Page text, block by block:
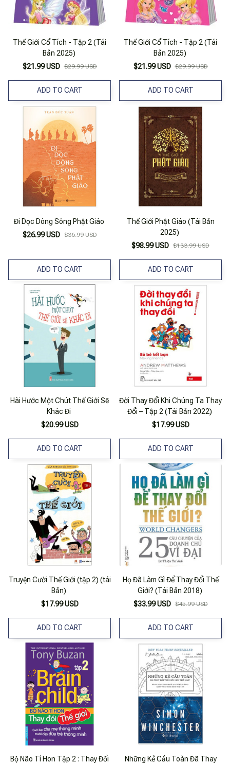
Thế Giới Cổ Tích - Tập 2 (Tái
Bản 2025)
$21.99 USD $29.99 USD
ADD TO CART
Thế Giới Cổ Tích - Tập 2 (Tái
Bản 2025)
$21.99 USD $29.99 USD
ADD TO CART
Đi Dọc Dòng Sông Phật Giáo
$26.99 USD $36.99 USD
ADD TO CART
Thế Giới Phật Giáo (Tái Bản
2025)
$98.99 USD $133.99 USD
ADD TO CART
Hài Hước Một Chút Thế Giới Sẽ
Khác Đi
$20.99 USD
ADD TO CART
Đời Thay Đổi Khi Chúng Ta Thay
Đổi – Tập 2 (Tái Bản 2022)
$17.99 USD
ADD TO CART
Truyện Cười Thế Giới (tập 2) (tái
Bản)
$17.99 USD
ADD TO CART
Họ Đã Làm Gì Để Thay Đổi Thế
Giới? (Tái Bản 2018)
$33.99 USD $45.99 USD
ADD TO CART
Bộ Não Tí Hon Tập 2 : Thay Đổi Những Kẻ Cầu Toàn Đã Thay